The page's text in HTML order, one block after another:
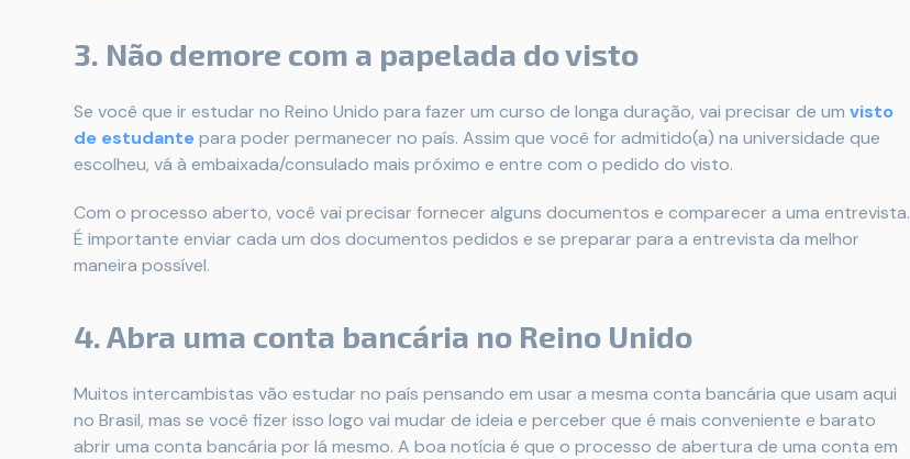
3. Não demore com a papelada do visto
Se você que ir estudar no Reino Unido para fazer um curso de longa duração, vai precisar de um visto
de estudantepara poder permanecer no país. Assim que você for admitido(a) na universidade que
escolheu, vá à embaixada/consulado mais próximo e entre com o pedido do visto.
Com o processo aberto, você vai precisar fornecer alguns documentos e comparecer a uma entrevista.
É importante enviar cada um dos documentos pedidos e se preparar para a entrevista da melhor
maneira possível.
4. Abra uma conta bancária no Reino Unido
Muitos intercambistas vão estudar no país pensando em usar a mesma conta bancária que usam aqui
no Brasil, mas se você fizer isso logo vai mudar de ideia e perceber que é mais conveniente e barato
abrir uma conta bancária por lá mesmo. A boa notícia é que o processo de abertura de uma conta em